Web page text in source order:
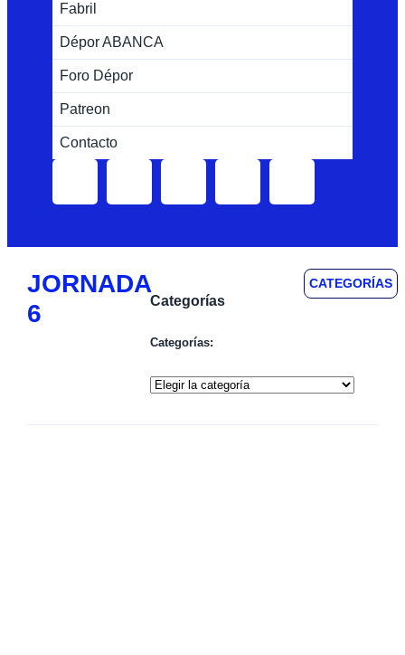
Fabril
Dépor ABANCA
Foro Dépor
Patreon
Contacto
JORNADA
6
Categorías
Categorías:
CATEGORÍAS